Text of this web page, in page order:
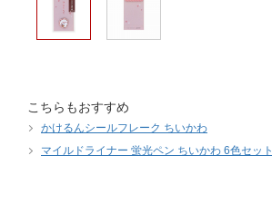
こちらもおすすめ
かけるんシールフレーク ちいかわ
マイルドライナー 蛍光ペン ちいかわ 6色セット